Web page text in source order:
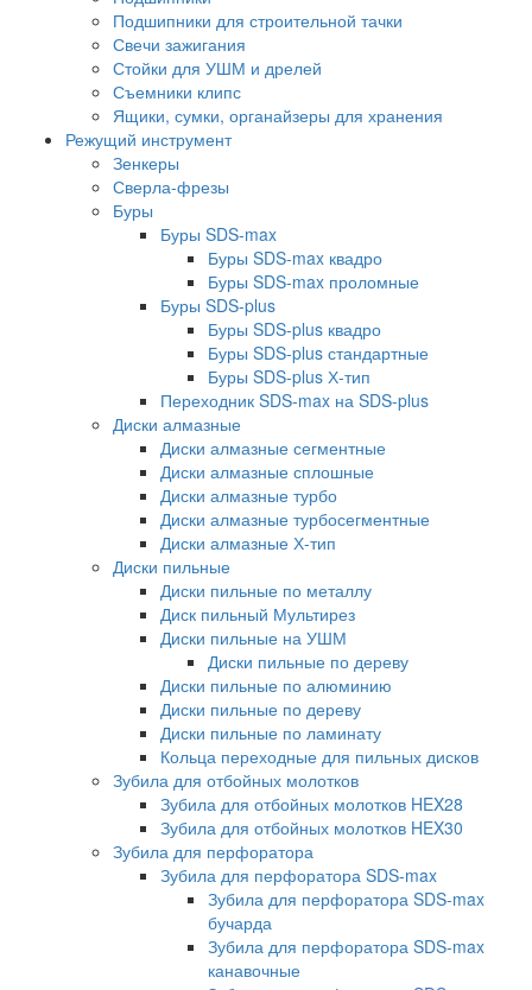
Подшипники для строительной тачки
Свечи зажигания
Стойки для УШМ и дрелей
Съемники клипс
Ящики, сумки, органайзеры для хранения
Режущий инструмент
Зенкеры
Сверла-фрезы
Буры
Буры SDS-max
Буры SDS-max квадро
Буры SDS-max проломные
Буры SDS-plus
Буры SDS-plus квадро
Буры SDS-plus стандартные
Буры SDS-plus Х-тип
Переходник SDS-max на SDS-plus
Диски алмазные
Диски алмазные сегментные
Диски алмазные сплошные
Диски алмазные турбо
Диски алмазные турбосегментные
Диски алмазные Х-тип
Диски пильные
Диски пильные по металлу
Диск пильный Мультирез
Диски пильные на УШМ
Диски пильные по дереву
Диски пильные по алюминию
Диски пильные по дереву
Диски пильные по ламинату
Кольца переходные для пильных дисков
Зубила для отбойных молотков
Зубила для отбойных молотков HEX28
Зубила для отбойных молотков HEX30
Зубила для перфоратора
Зубила для перфоратора SDS-max
Зубила для перфоратора SDS-max
бучарда
Зубила для перфоратора SDS-max
канавочные